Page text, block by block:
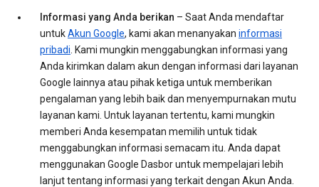
Informasi yang Anda berikan – Saat Anda mendaftar
untukAkun Google, kami akan menanyakan informasi
pribadi . Kami mungkin menggabungkan informasi yang
Anda kirimkan dalam akun dengan informasi dari layanan
Google lainnya atau pihak ketiga untuk memberikan
pengalaman yang lebih baik dan menyempurnakan mutu
layanan kami. Untuk layanan tertentu, kami mungkin
memberi Anda kesempatan memilih untuk tidak
menggabungkan informasi semacam itu. Anda dapat
menggunakan Google Dasbor untuk mempelajari lebih
lanjut tentang informasi yang terkait dengan Akun Anda.